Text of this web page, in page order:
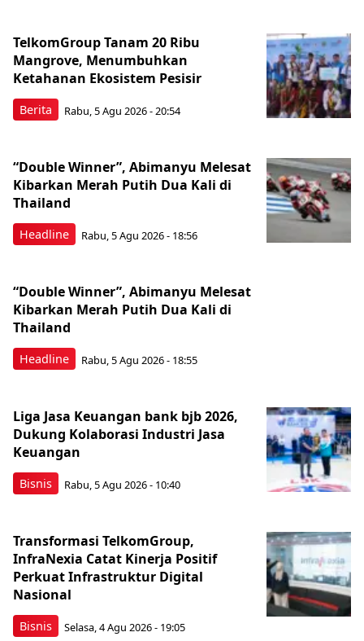
Berita
TelkomGroup Tanam 20 Ribu
Mangrove, Menumbuhkan
Ketahanan Ekosistem Pesisir
Rabu, 5 Agu 2026 - 20:54
Headline
“Double Winner”, Abimanyu Melesat
Kibarkan Merah Putih Dua Kali di
Thailand
Rabu, 5 Agu 2026 - 18:56
Headline
“Double Winner”, Abimanyu Melesat
Kibarkan Merah Putih Dua Kali di
Thailand
Rabu, 5 Agu 2026 - 18:55
Bisnis
Liga Jasa Keuangan bank bjb 2026,
Dukung Kolaborasi Industri Jasa
Keuangan
Rabu, 5 Agu 2026 - 10:40
Bisnis
Transformasi TelkomGroup,
InfraNexia Catat Kinerja Positif
Perkuat Infrastruktur Digital
Nasional
Selasa, 4 Agu 2026 - 19:05